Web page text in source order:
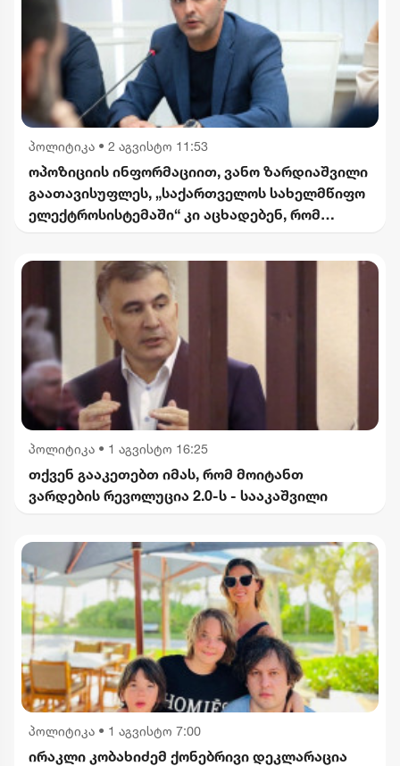
პოლიტიკა • 2 აგვისტო 11:53
ოპოზიციის ინფორმაციით, ვანო ზარდიაშვილი
გაათავისუფლეს, „საქართველოს სახელმწიფო
ელექტროსისტემაში“ კი აცხადებენ, რომ
პოლიტიკა • 1 აგვისტო 16:25
თქვენ გააკეთებთ იმას, რომ მოიტანთ
ვარდების რევოლუცია 2.0-ს - სააკაშვილი
პოლიტიკა • 1 აგვისტო 7:00
ირაკლი კობახიძემ ქონებრივი დეკლარაცია